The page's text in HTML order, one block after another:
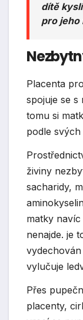
dítě
pro jeho
Placenta
spojuje se s
tomu si
podle
živiny
sacharidy,
matky
nenajde. je
vylučuje
Přes
placenty,